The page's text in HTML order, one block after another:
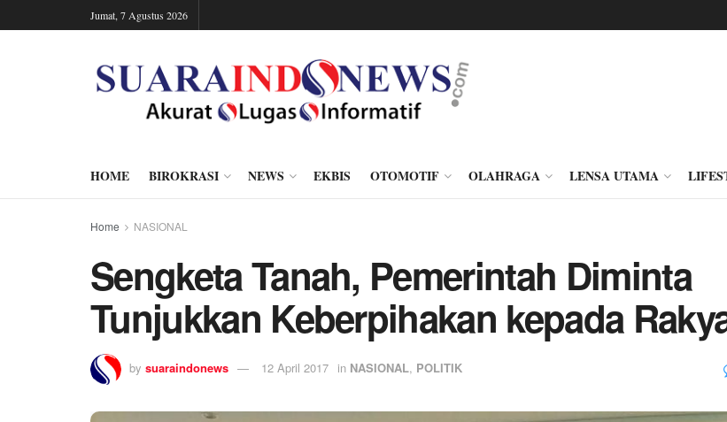
Jumat, 7 Agustus 2026
HOME BIROKRASI NEWS EKBIS OTOMOTIF OLAHRAGA LENSA UTAMA
Home NASIONAL
Sengketa Tanah, Pemerintah Diminta
Tunjukkan Keberpihakan kepada
by suaraindonews 12 April 2017 in NASIONAL, POLITIK